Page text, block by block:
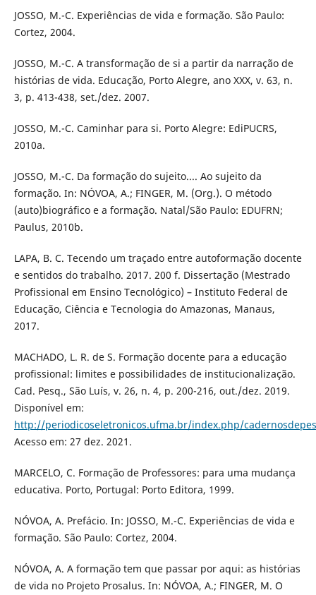
JOSSO, M.-C. Experiências de vida e formação. São Paulo:
Cortez, 2004.
JOSSO, M.-C. A transformação de si a partir da narração de
histórias de vida. Educação, Porto Alegre, ano XXX, v. 63, n.
3, p. 413-438, set./dez. 2007.
JOSSO, M.-C. Caminhar para si. Porto Alegre: EdiPUCRS,
2010a.
JOSSO, M.-C. Da formação do sujeito.... Ao sujeito da
formação. In: NÓVOA, A.; FINGER, M. (Org.). O método
(auto)biográfico e a formação. Natal/São Paulo: EDUFRN;
Paulus, 2010b.
LAPA, B. C. Tecendo um traçado entre autoformação docente
e sentidos do trabalho. 2017. 200 f. Dissertação (Mestrado
Profissional em Ensino Tecnológico) – Instituto Federal de
Educação, Ciência e Tecnologia do Amazonas, Manaus,
2017.
MACHADO, L. R. de S. Formação docente para a educação
profissional: limites e possibilidades de institucionalização.
Cad. Pesq., São Luís, v. 26, n. 4, p. 200-216, out./dez. 2019.
Disponível em:
http://periodicoseletronicos.ufma.br/index.php/
Acesso em: 27 dez. 2021.
MARCELO, C. Formação de Professores: para uma mudança
educativa. Porto, Portugal: Porto Editora, 1999.
NÓVOA, A. Prefácio. In: JOSSO, M.-C. Experiências de vida e
formação. São Paulo: Cortez, 2004.
NÓVOA, A. A formação tem que passar por aqui: as histórias
de vida no Projeto Prosalus. In: NÓVOA, A.; FINGER, M. O